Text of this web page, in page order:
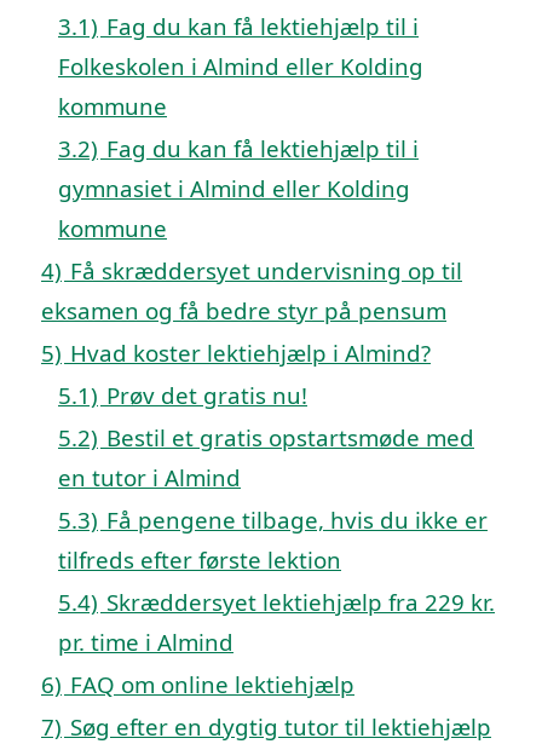
3.1) Fag du kan få lektiehjælp til i
Folkeskolen i Almind eller Kolding
kommune
3.2) Fag du kan få lektiehjælp til i
gymnasiet i Almind eller Kolding
kommune
4) Få skræddersyet undervisning op til
eksamen og få bedre styr på pensum
5) Hvad koster lektiehjælp i Almind?
5.1) Prøv det gratis nu!
5.2) Bestil et gratis opstartsmøde med
en tutor i Almind
5.3) Få pengene tilbage, hvis du ikke er
tilfreds efter første lektion
5.4) Skræddersyet lektiehjælp fra 229 kr.
pr. time i Almind
6) FAQ om online lektiehjælp
7) Søg efter en dygtig tutor til lektiehjælp